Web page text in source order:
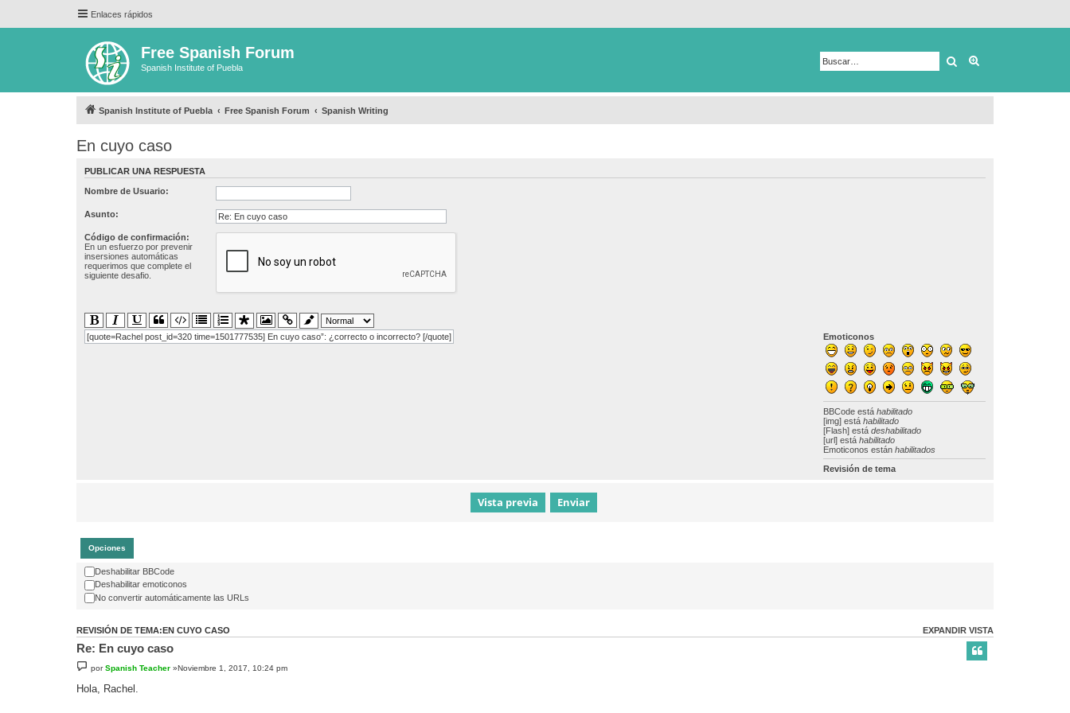
Enlaces rápidos
Free Spanish Forum
Spanish Institute of Puebla Buscar
Spanish Institute of Puebla Free Spanish Forum Spanish Writing
En cuyo caso
PUBLICAR UNA RESPUESTA
Nombre de Usuario:
Asunto:
Código de confirmación:
En un esfuerzo por prevenir
insersiones automáticas
requerimos que complete el
siguiente desafio.
Emoticonos
BBCode estáhabilitado
[img] estáhabilitado
[Flash] estádeshabilitado
[url] estáhabilitado
Emoticonos estánhabilitados
Revisión de tema
[quote=Rachel post_id=320 time=1501777535] En cuyo caso”: ¿correcto o incorrecto? [/quote]
Opciones
Deshabilitar BBCode
Deshabilitar emoticonos
No convertir automáticamente las URLs
EXPANDIR VISTA
REVISIÓN DE TEMA:EN CUYO CASO
Re: En cuyo caso
porSpanish Teacher »Noviembre 1, 2017, 10:24 pm
Hola, Rachel.